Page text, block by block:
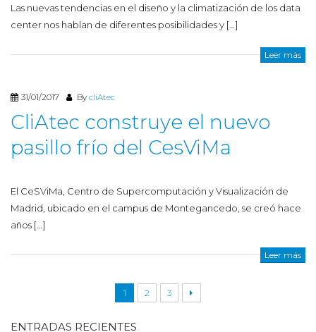
Las nuevas tendencias en el diseño y la climatización de los data
center nos hablan de diferentes posibilidades y […]
Leer más
31/01/2017 BycliAtec
CliAtec construye el nuevo
pasillo frío del CesViMa
El CeSViMa, Centro de Supercomputación y Visualización de
Madrid, ubicado en el campus de Montegancedo, se creó hace
años […]
Leer más
1 2 3
ENTRADAS RECIENTES